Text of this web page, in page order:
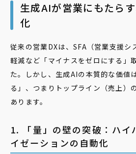
生成AIが営業にもたら
化
従来の営業DXは、SFA（営業支援シ
軽減など「マイナスをゼロにする」
た。しかし、生成AIの本質的な価値
る」、つまりトップライン（売上）
あります。
1. 「量」の壁の突破：ハイ
イゼーションの自動化